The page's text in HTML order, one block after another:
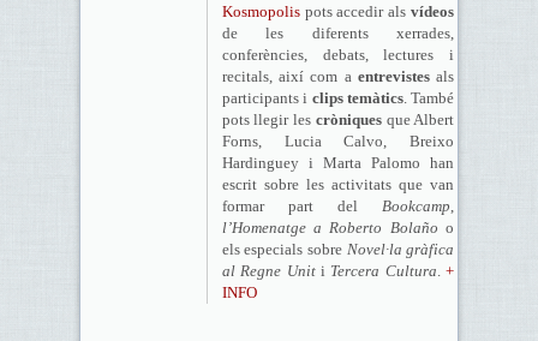
Kosmopolispots accedir alsvídeos
de les diferents xerrades,
conferències, debats, lectures i
recitals, així com a entrevistesals
participants i clips temàtics. També
pots llegir les cròniques que Albert
Forns, Lucia Calvo, Breixo
Hardinguey i Marta Palomo han
escrit sobre les activitats que van
formar part delBookcamp,
l’Homenatge a Roberto Bolaño o
els especials sobre Novel·la gràfica
al Regne Unit i Tercera Cultura.+
INFO